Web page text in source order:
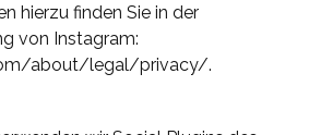
hierzu finden Sie in der
von Instagram:
about/legal/privacy/.